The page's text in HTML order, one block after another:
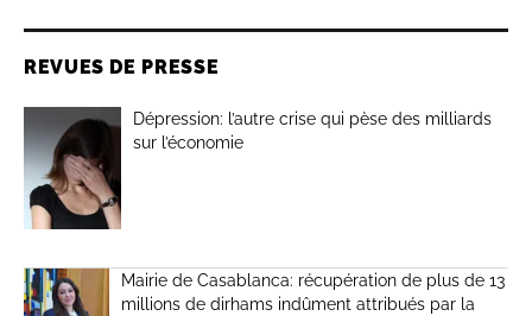
REVUES DE PRESSE
Dépression: l’autre crise qui pèse des milliards
sur l’économie
Mairie de Casablanca: récupération de plus de 13
millions de dirhams indûment attribués par la